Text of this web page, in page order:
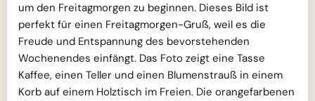
um den Freitagmorgen zu beginnen. Dieses Bild ist
perfekt für einen Freitagmorgen-Gruß, weil es die
Freude und Entspannung des bevorstehenden
Wochenendes einfängt. Das Foto zeigt eine Tasse
Kaffee, einen Teller und einen Blumenstrauß in einem
Korb auf einem Holztisch im Freien. Die orangefarbenen